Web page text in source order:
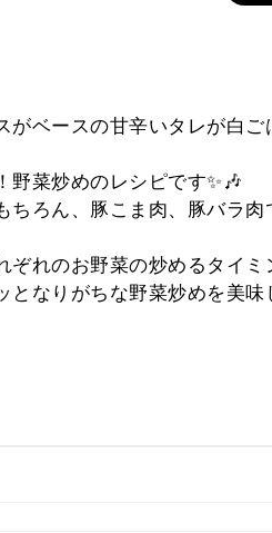
がベースの甘辛いタレが白ご
野菜炒めのレシピです✨🎶
ちろん、豚こま肉、豚バラ肉
ぞれのお野菜の炒めるタイミ
となりがちな野菜炒めを美味